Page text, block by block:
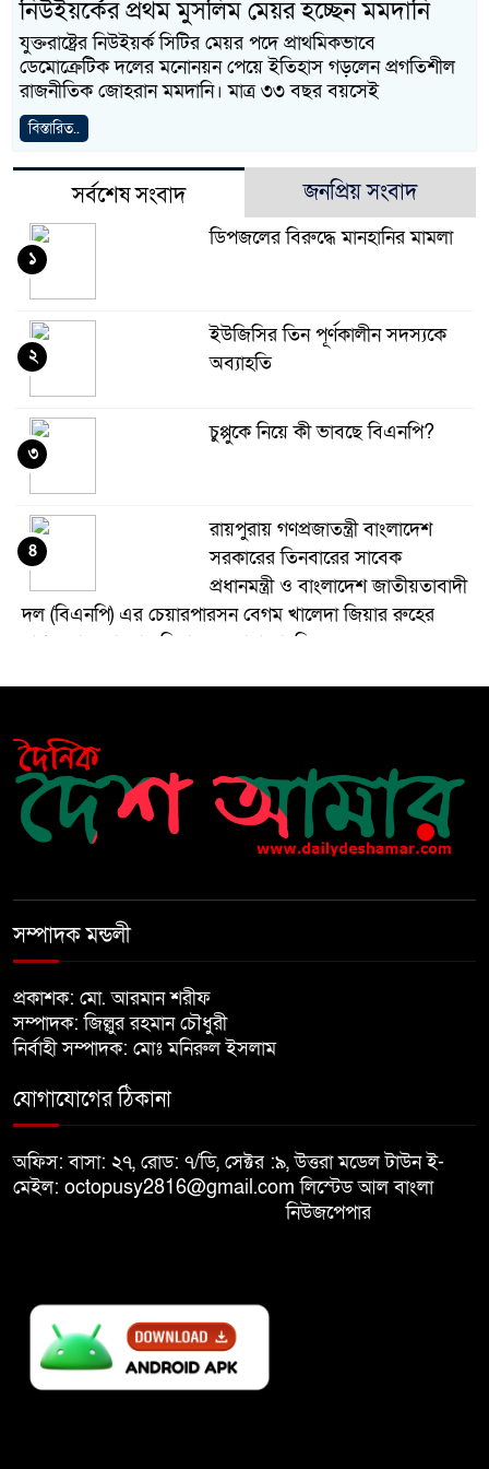
নিউইয়র্কের প্রথম মুসলিম মেয়র হচ্ছেন মমদানি
যুক্তরাষ্ট্রের নিউইয়র্ক সিটির মেয়র পদে প্রাথমিকভাবে
ডেমোক্রেটিক দলের মনোনয়ন পেয়ে ইতিহাস গড়লেন প্রগতিশীল
রাজনীতিক জোহরান মমদানি। মাত্র ৩৩ বছর বয়সেই
বিস্তারিত..
সর্বশেষ সংবাদ জনপ্রিয় সংবাদ
ডিপজলের বিরুদ্ধে মানহানির মামলা
১
ইউজিসির তিন পূর্ণকালীন সদস্যকে
অব্যাহতি
২
চুপ্পুকে নিয়ে কী ভাবছে বিএনপি?
৩
রায়পুরায় গণপ্রজাতন্ত্রী বাংলাদেশ
সরকারের তিনবারের সাবেক
প্রধানমন্ত্রী ও বাংলাদেশ জাতীয়তাবাদী
দল (বিএনপি) এর চেয়ারপারসন বেগম খালেদা জিয়ার রুহের
মাগফেরাত কামনায় মিলাদ ও দোয়া মাহফিল
৪
নির্বাচনের আগেই ফিরতে মরিয়া
‘পলাতক শক্তি’
৬
খালেদা জিয়ার শারীরিক অবস্থা এখনো
অনিশ্চিত
৮
৯
বিজয় দিবসে দীঘিনালায় জামায়াতে
ইসলামীর বর্ণাঢ্য র‍্যালি
সম্পাদক মন্ডলী
প্রকাশক: মো. আরমান শরীফ
সম্পাদক: জিল্লুর রহমান চৌধুরী
নির্বাহী সম্পাদক: মোঃ মনিরুল ইসলাম
যোগাযোগের ঠিকানা
অফিস: বাসা: ২৭, রোড: ৭/ডি, সেক্টর :৯, উত্তরা মডেল টাউন ই-
মেইল: octopusy2816@gmail.comলিস্টেড আল বাংলা
নিউজপেপার